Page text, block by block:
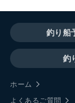
釣り船
釣
ホーム
よくあるご質問